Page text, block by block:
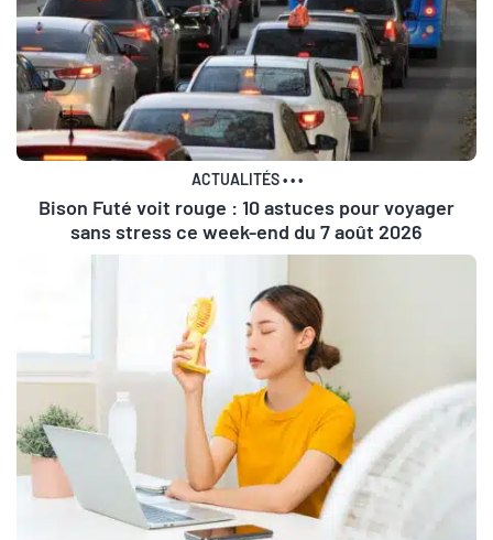
ACTUALITÉS•••
Bison Futé voit rouge : 10 astuces pour voyager
sans stress ce week-end du 7 août 2026